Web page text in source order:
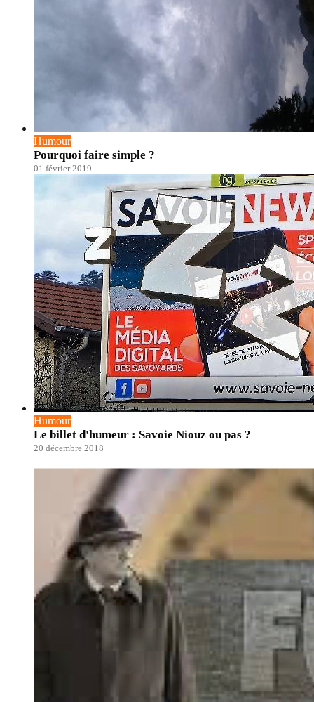
Humour
Pourquoi faire simple ?
01 février 2019
Humour
Le billet d'humeur : Savoie Niouz ou pas ?
20 décembre 2018